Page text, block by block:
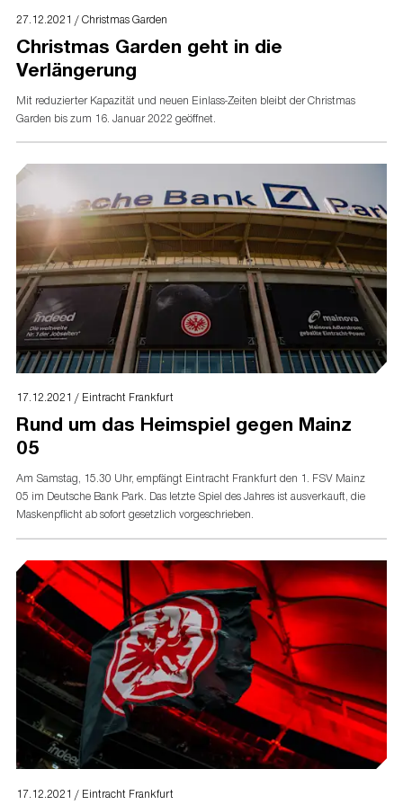
27.12.2021 / Christmas Garden
Christmas Garden geht in die
Verlängerung
Mit reduzierter Kapazität und neuen Einlass-Zeiten bleibt der Christmas
Garden bis zum 16. Januar 2022 geöffnet.
17.12.2021 / Eintracht Frankfurt
Rund um das Heimspiel gegen Mainz
05
Am Samstag, 15.30 Uhr, empfängt Eintracht Frankfurt den 1. FSV Mainz
05 im Deutsche Bank Park. Das letzte Spiel des Jahres ist ausverkauft, die
Maskenpflicht ab sofort gesetzlich vorgeschrieben.
17.12.2021 / Eintracht Frankfurt